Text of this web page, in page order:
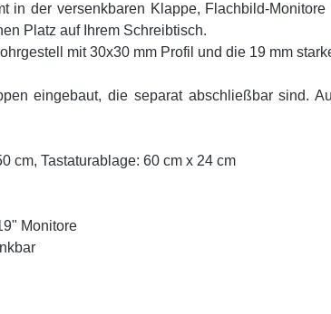
in der versenkbaren Klappe, Flachbild-
Platz auf Ihrem Schreibtisch.
mit 30x30 mm Profil und die 19 mm
eingebaut, die separat abschließbar sind.
cm, Tastaturablage: 60 cm x 24 cm
Monitore